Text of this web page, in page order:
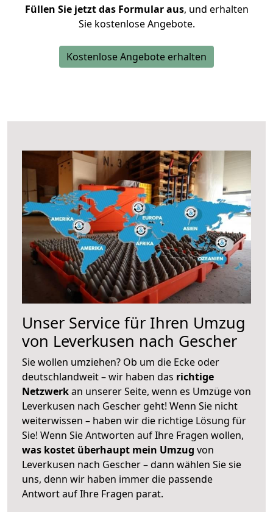
Füllen Sie jetzt das Formular aus, und erhalten
Sie kostenlose Angebote.
Kostenlose Angebote erhalten
Unser Service für Ihren Umzug
von Leverkusen nach Gescher
Sie wollen umziehen? Ob um die Ecke oder
deutschlandweit – wir haben das richtige
Netzwerkan unserer Seite, wenn es Umzüge von
Leverkusen nach Gescher geht! Wenn Sie nicht
weiterwissen – haben wir die richtige Lösung für
Sie! Wenn Sie Antworten auf Ihre Fragen wollen,
was kostet überhaupt mein Umzug von
Leverkusen nach Gescher – dann wählen Sie sie
uns, denn wir haben immer die passende
Antwort auf Ihre Fragen parat.